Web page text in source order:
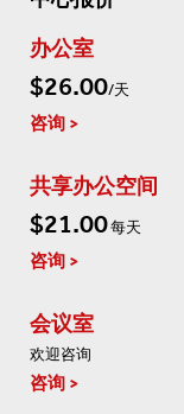
办公室
$26.00/天
咨询
共享办公空间
$21.00每天
咨询
会议室
欢迎咨询
咨询